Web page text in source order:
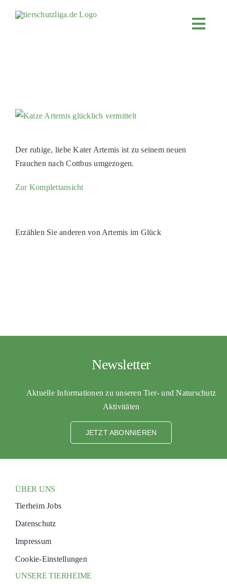
Der ruhige, liebe Kater Artemis ist zu seinem neuen
Frauchen nach Cottbus umgezogen.
Zur Komplettansicht
Erzählen Sie anderen von Artemis im Glück
Newsletter
Aktuelle Informationen zu unseren Tier- und Naturschutz
Aktivitäten
JETZT ABONNIEREN
ÜBER UNS
Tierheim Jobs
Datenschutz
Impressum
Cookie-Einstellungen
UNSERE TIERHEIME